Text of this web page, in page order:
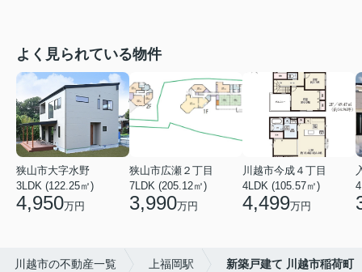
よく見られている物件
狭山市大字水野
3LDK (122.25㎡)
4,950万円
狭山市広瀬２丁目
7LDK (205.12㎡)
3,990万円
川越市今成４丁目
4LDK (105.57㎡)
4,499万円
川越市の不動産一覧 上福岡駅 新築戸建て 川越市稲荷町